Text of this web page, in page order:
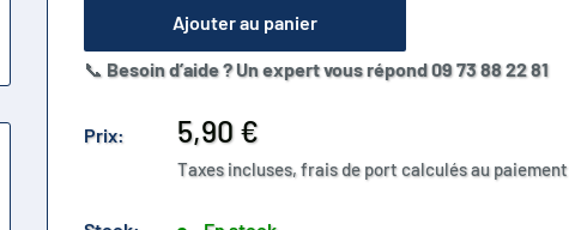
Ajouter au panier
📞 Besoin d’aide ? Un expert vous répond 09 73 88 22 81
Prix:
Prix
réduit
5,90 €
Taxes incluses, frais de port calculés au paiement